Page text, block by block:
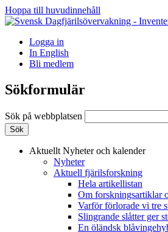
Hoppa till huvudinnehåll
Logga in
In English
Bli medlem
Sökformulär
Sök på webbplatsen
Aktuellt Nyheter och kalender
Nyheter
Aktuell fjärilsforskning
Hela artikellistan
Om forskningsartiklar
Varför förlorade vi tre
Slingrande slåtter ger
En öländsk